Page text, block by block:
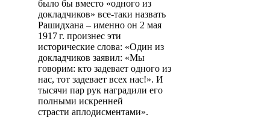
было бы вместо «одного из
докладчиков» все-таки назвать
Рашидхана – именно он 2 мая
1917 г. произнес эти
исторические слова: «Один из
докладчиков заявил: «Мы
говорим: кто задевает одного из
нас, тот задевает всех нас!». И
тысячи пар рук наградили его
полными искренней
страсти аплодисментами».